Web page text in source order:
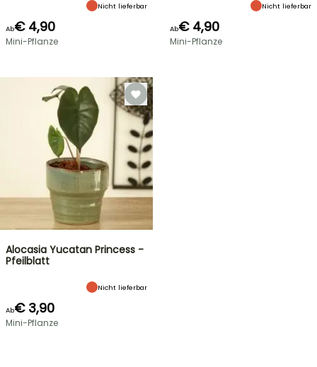
Nicht lieferbar
Ab€ 4,90
Mini-Pflanze
Nicht lieferbar
Ab€ 4,90
Mini-Pflanze
Alocasia Yucatan Princess -
Pfeilblatt
Nicht lieferbar
Ab€ 3,90
Mini-Pflanze